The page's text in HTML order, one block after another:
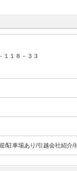
１１８－３３
/駐車場あり/引越会社紹